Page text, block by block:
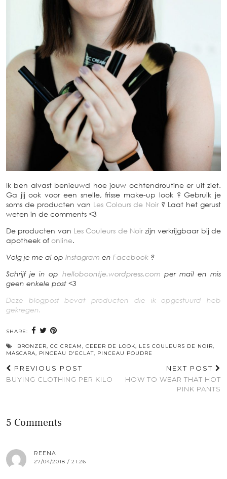
Ik ben alvast benieuwd hoe jouw ochtendroutine er uit ziet.
Ga jij ook voor een snelle, frisse make-up look ? Gebruik je
soms de producten van Les Colours de Noir ? Laat het gerust
weten in de comments <3
De producten van Les Couleurs de Noirzijn verkrijgbaar bij de
apotheek of online.
Volg je me al op Instagram en Facebook ?
Schrijf je in op helloboontje.wordpress.com per mail en mis
geen enkele post <3
Deze blogpost bevat producten die ik opgestuurd heb
gekregen.
SHARE:
BRONZER, CC CREAM, CEEER DE LOOK, LES COULEURS DE NOIR,
MASCARA, PINCEAU D'ECLAT, PINCEAU POUDRE
PREVIOUS POST
BUYING CLOTHING PER KILO
NEXT POST
HOW TO WEAR THAT HOT
PINK PANTS
5 Comments
REENA
27/04/2018 / 21:26